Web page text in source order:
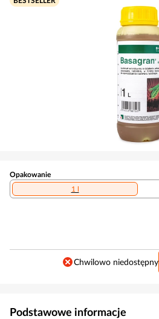
Opakowanie
1 l
Chwilowo niedostępny
Podstawowe informacje